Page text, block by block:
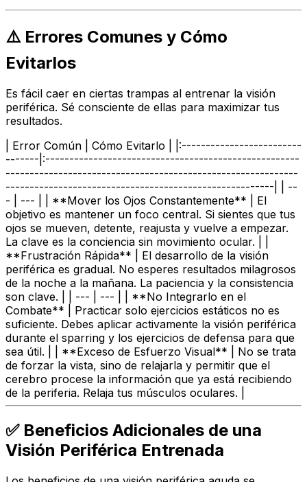
⚠️ Errores Comunes y Cómo
Evitarlos
Es fácil caer en ciertas trampas al entrenar la visión
periférica. Sé consciente de ellas para maximizar tus
resultados.
| Error Común | Cómo Evitarlo | |:-------------------------
-------|:-----------------------------------------------------
-------------------------------------------------------------
--------------------------------------------------------| | --
- | --- | | **Mover los Ojos Constantemente** | El
objetivo es mantener un foco central. Si sientes que tus
ojos se mueven, detente, reajusta y vuelve a empezar.
La clave es la conciencia sin movimiento ocular. | |
**Frustración Rápida** | El desarrollo de la visión
periférica es gradual. No esperes resultados milagrosos
de la noche a la mañana. La paciencia y la consistencia
son clave. | | --- | --- | | **No Integrarlo en el
Combate** | Practicar solo ejercicios estáticos no es
suficiente. Debes aplicar activamente la visión periférica
durante el sparring y los ejercicios de defensa para que
sea útil. | | **Exceso de Esfuerzo Visual** | No se trata
de forzar la vista, sino de relajarla y permitir que el
cerebro procese la información que ya está recibiendo
de la periferia. Relaja tus músculos oculares. |
✅ Beneficios Adicionales de una
Visión Periférica Entrenada